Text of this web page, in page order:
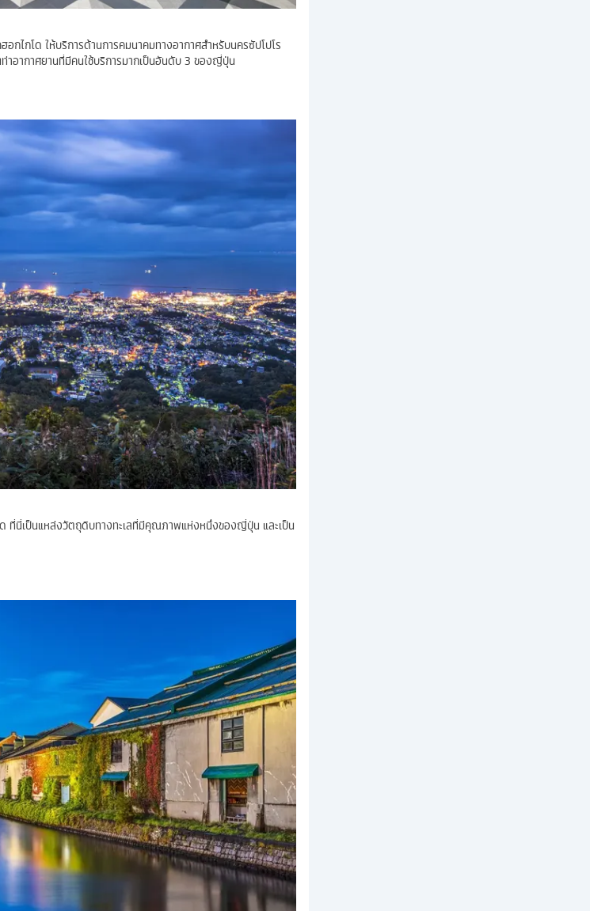
กไกโด ให้บริการด้านการคมนาคมทางอากาศสำหรับนครซัปโปโร
าอากาศยานที่มีคนใช้บริการมากเป็นอันดับ 3 ของญี่ปุ่น
ที่นี่เป็นแหล่งวัตถุดิบทางทะเลที่มีคุณภาพแห่งหนึ่งของญี่ปุ่น และเป็น